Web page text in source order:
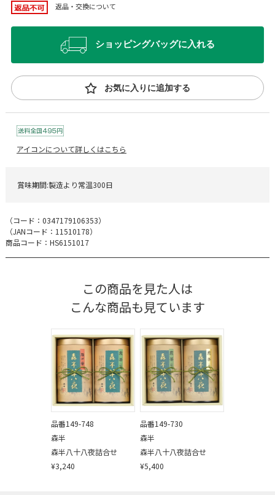
返品・交換について
ショッピングバッグに入れる
お気に入りに追加する
アイコンについて詳しくはこちら
賞味期間:製造より常温300日
（コード： 0347179106353）
（JANコード： 11510178）
商品コード：HS6151017
この商品を見た人は
こんな商品も見ています
品番149-748
森半
森半八十八夜詰合せ
¥3,240
品番149-730
森半
森半八十八夜詰合せ
¥5,400